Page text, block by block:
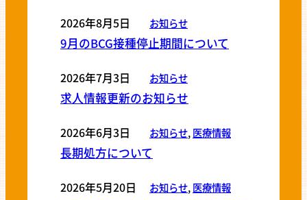
2026年8月5日 お知らせ
9月のBCG接種停止期間について
2026年7月3日 お知らせ
求人情報更新のお知らせ
2026年6月3日 お知らせ, 医療情報
長期処方について
2026年5月20日 お知らせ, 医療情報